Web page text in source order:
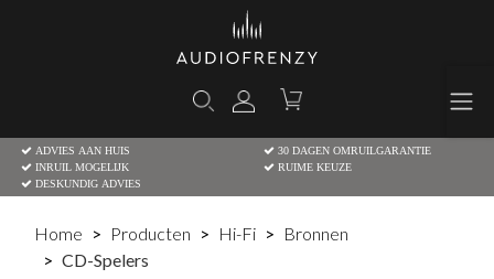
ADVIES AAN HUIS
30 DAGEN OMRUILGARANTIE
INRUIL MOGELIJK
RUIME KEUZE
DESKUNDIG ADVIES
Home Producten Hi-Fi
Bronnen
CD-Spelers